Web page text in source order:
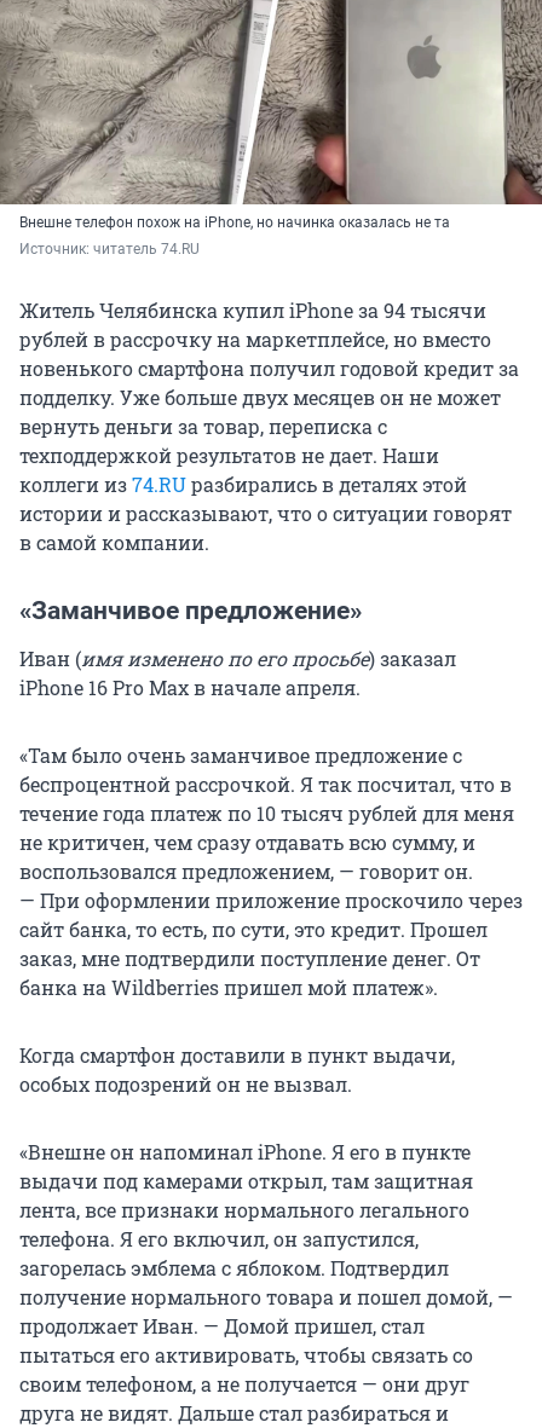
Внешне телефон похож на iPhone, но начинка оказалась не та
Источник: читатель 74.RU
Житель Челябинска купил iPhone за 94 тысячи
рублей в рассрочку на маркетплейсе, но вместо
новенького смартфона получил годовой кредит за
подделку. Уже больше двух месяцев он не может
вернуть деньги за товар, переписка с
техподдержкой результатов не дает. Наши
коллеги из74.RUразбирались в деталях этой
истории и рассказывают, что о ситуации говорят
в самой компании.
«Заманчивое предложение»
Иван (имя изменено по его просьбе) заказал
iPhone 16 Pro Max в начале апреля.
«Там было очень заманчивое предложение с
беспроцентной рассрочкой. Я так посчитал, что в
течение года платеж по 10 тысяч рублей для меня
не критичен, чем сразу отдавать всю сумму, и
воспользовался предложением, — говорит он.
— При оформлении приложение проскочило через
сайт банка, то есть, по сути, это кредит. Прошел
заказ, мне подтвердили поступление денег. От
банка на Wildberries пришел мой платеж».
Когда смартфон доставили в пункт выдачи,
особых подозрений он не вызвал.
«Внешне он напоминал iPhone. Я его в пункте
выдачи под камерами открыл, там защитная
лента, все признаки нормального легального
телефона. Я его включил, он запустился,
загорелась эмблема с яблоком. Подтвердил
получение нормального товара и пошел домой, —
продолжает Иван. — Домой пришел, стал
пытаться его активировать, чтобы связать со
своим телефоном, а не получается — они друг
друга не видят. Дальше стал разбираться и